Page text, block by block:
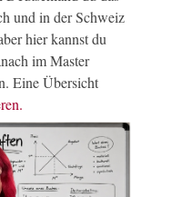
und in der Schweiz
hier kannst du
im Master
Eine Übersicht